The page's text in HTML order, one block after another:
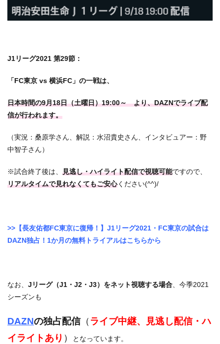
J1リーグ2021 第29節：
「FC東京 vs 横浜FC」の一戦は、
日本時間の9月18日（土曜日）19:00～ より、DAZNでライブ配
信が行われます。
（実況：桑原学さん、解説：水沼貴史さん、インタビュアー：野
中智子さん）
※試合終了後は、 見逃し・ハイライト配信で視聴可能ですので、
リアルタイムで見れなくてもご安心ください(^^)/
>>【長友佑都FC東京に復帰！】J1リーグ2021・FC東京の試合は
DAZN独占！1か月の無料トライアルはこちらから
なお、 Jリーグ（J1・J2・J3）をネット視聴する場合、今季2021
シーズンも
DAZNの独占配信（ ライブ中継、見逃し配信・ハ
イライトあり ） となっています。